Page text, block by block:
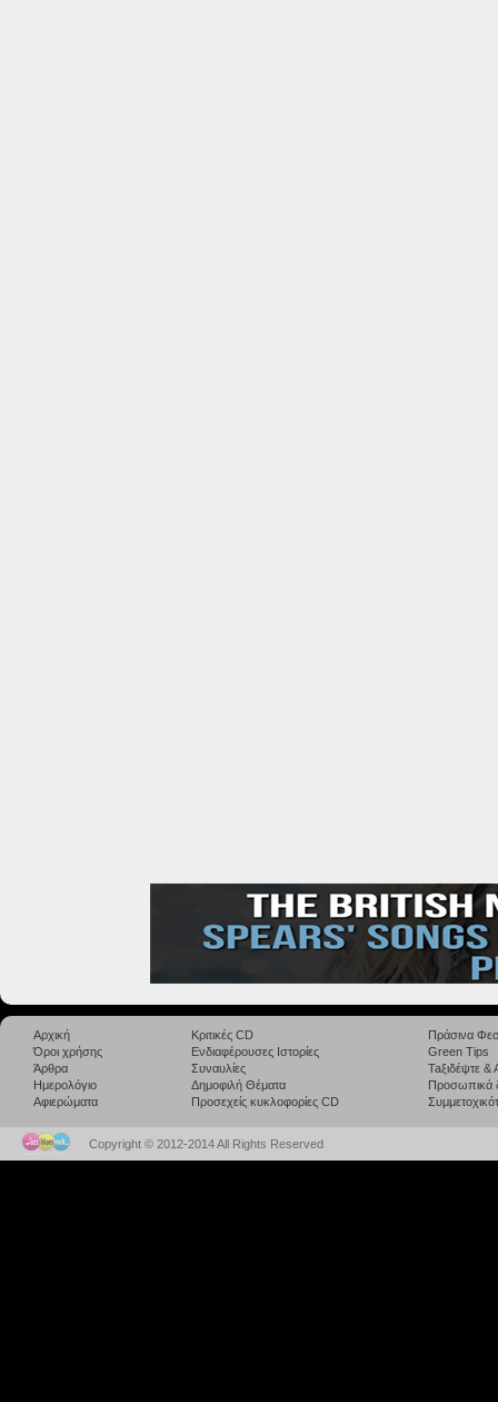
Αρχική
Όροι χρήσης
Άρθρα
Ημερολόγιο
Αφιερώματα
Κριτικές CD
Ενδιαφέρουσες Ιστορίες
Συναυλίες
Δημοφιλή Θέματα
Προσεχείς κυκλοφορίες CD
Πράσινα
Green Tips
Taξιδέψτε
Προσωπικά
Copyright © 2012-2014 All Rights Reserved